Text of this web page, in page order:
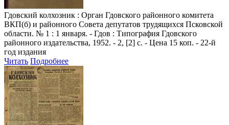
Гдовский колхозник : Орган Гдовского районного комитета
ВКП(б) и районного Совета депутатов трудящихся Псковской
области. № 1 : 1 января. - Гдов : Типография Гдовского
районного издательства, 1952. - 2, [2] с. - Цена 15 коп. - 22-й
год издания
Читать Подробнее